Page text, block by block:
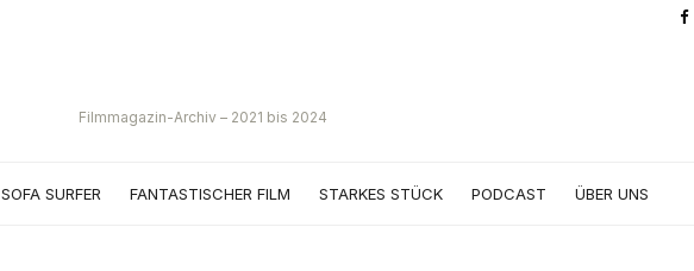
Filmmagazin-Archiv – 2021 bis 2024
SOFA SURFER FANTASTISCHER FILM STARKES STÜCK PODCAST ÜBER UNS